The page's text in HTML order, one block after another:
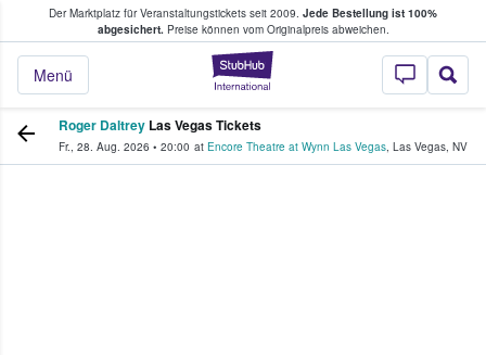
Der Marktplatz für Veranstaltungstickets seit 2009. Jede Bestellung ist 100%
abgesichert.Preise können vom Originalpreis abweichen.
StubHub - Wo
Menü
Tickets kaufen & verkaufen
Roger Daltrey Las Vegas Tickets
Fr., 28. Aug. 2026 • 20:00 at Encore Theatre at Wynn Las Vegas, Las Vegas, NV